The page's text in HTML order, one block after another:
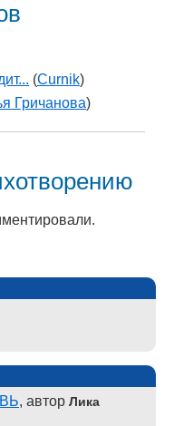
(Curnik)
Гричанова)
, автор Лика